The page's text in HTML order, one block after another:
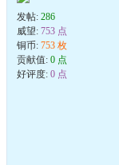
发帖: 286
威望: 753 点
铜币: 753 枚
贡献值: 0 点
好评度: 0 点